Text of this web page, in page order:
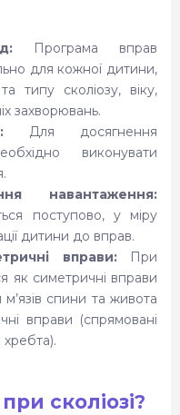
Програма вправ
для кожної дитини,
типу сколіозу, віку,
захворювань.
Для досягнення
виконувати
навантаження:
поступово, у міру
дитини до вправ.
вправи:При
як симетричні вправи
спини та живота
вправи (спрямовані
сколіозі?